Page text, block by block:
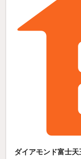
ダイアモンド富士